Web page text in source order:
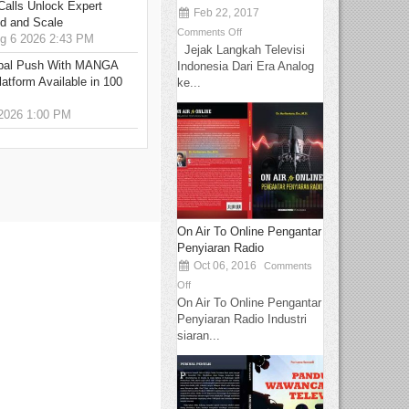
Unlock Expert
and Scale
6 2026 2:43 PM
Push With MANGA
Available in 100
1:00 PM
Feb 22, 2017
Comments Off
Jejak Langkah Televisi
Indonesia Dari Era Analog
ke...
On Air To Online Pengantar
Penyiaran Radio
Oct 06, 2016
Comments
Off
On Air To Online Pengantar
Penyiaran Radio Industri
siaran...